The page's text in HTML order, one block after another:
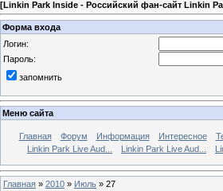
[Linkin Park Inside - Российский фан-сайт Linkin
Форма входа
Логин:
Пароль:
запомнить
Меню сайта
Главная Форум Информация Интересное
Linkin Park Live Aud...
Linkin Park Live Aud...
Главная » 2010 » Июль » 27